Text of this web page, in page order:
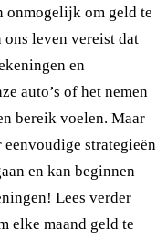
onmogelijk om geld te
leven vereist dat
en
auto’s of het nemen
bereik voelen. Maar
eenvoudige strategieën
en kan beginnen
Lees verder
elke maand geld te